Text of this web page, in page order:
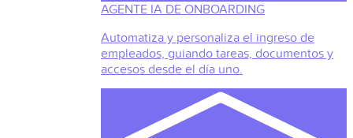
AGENTE IA DE ONBOARDING
Automatiza y personaliza el ingreso de
empleados, guiando tareas, documentos y
accesos desde el día uno.